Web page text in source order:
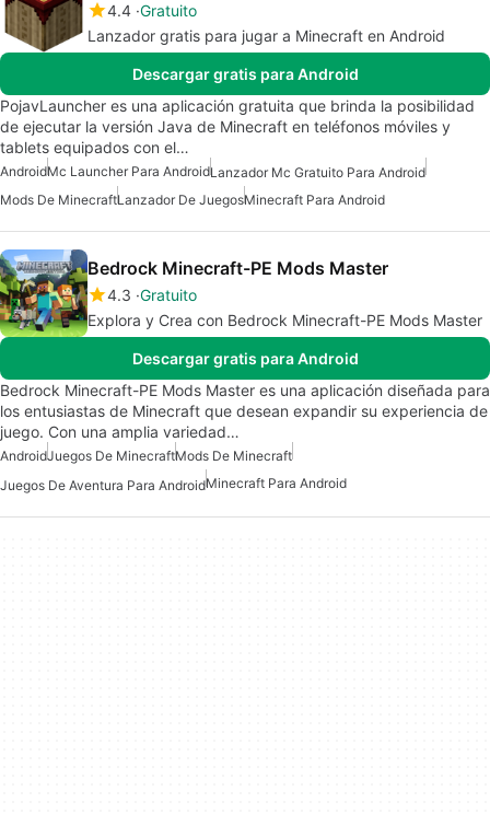
4.4 Gratuito
Lanzador gratis para jugar a Minecraft en Android
Descargar gratis para Android
PojavLauncher es una aplicación gratuita que brinda la posibilidad
de ejecutar la versión Java de Minecraft en teléfonos móviles y
tablets equipados con el…
AndroidMc Launcher Para AndroidLanzador Mc Gratuito Para Android
Mods De MinecraftLanzador De JuegosMinecraft Para Android
Bedrock Minecraft-PE Mods Master
4.3 Gratuito
Explora y Crea con Bedrock Minecraft-PE Mods Master
Descargar gratis para Android
Bedrock Minecraft-PE Mods Master es una aplicación diseñada para
los entusiastas de Minecraft que desean expandir su experiencia de
juego. Con una amplia variedad…
AndroidJuegos De MinecraftMods De Minecraft
Juegos De Aventura Para AndroidMinecraft Para Android